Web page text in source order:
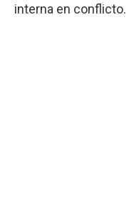
interna en conflicto.